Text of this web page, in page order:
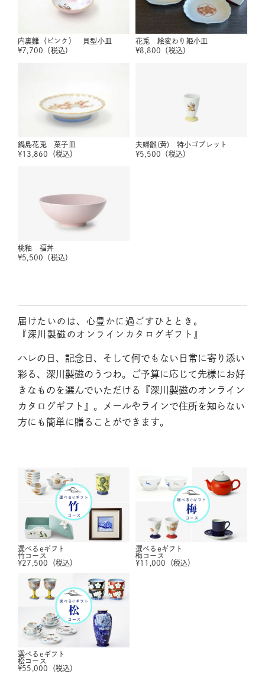
内裏雛（ピンク） 貝型小皿
¥7,700 （税込）
花兎 絵変わり姫小皿
¥8,800 （税込）
鍋島花兎 菓子皿
¥13,860 （税込）
夫婦雛(黄) 特小ゴブレット
¥5,500 （税込）
桃釉 福丼
¥5,500 （税込）
届けたいのは、心豊かに過ごすひととき。
『深川製磁のオンラインカタログギフト』
ハレの日、記念日、そして何でもない日常に寄り添い
彩る、深川製磁のうつわ。ご予算に応じて先様にお好
きなものを選んでいただける『深川製磁のオンライン
カタログギフト』。メールやラインで住所を知らない
方にも簡単に贈ることができます。
選べるeギフト
竹コース
¥27,500 （税込）
選べるeギフト
梅コース
¥11,000 （税込）
選べるeギフト
松コース
¥55,000 （税込）